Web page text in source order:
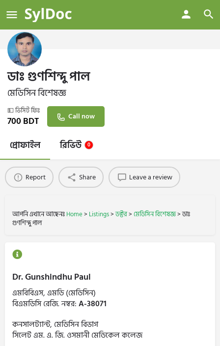
ডাঃ গুণশিন্দু পাল
মেডিসিন বিশেষজ্ঞ
💵 ভিসিট ফিঃ
700BDT Call now
প্রোফাইল রিভিউ 0
Report Share Leave a review
আপনি এখানে আছেনঃHome> Listings>ডক্টর>মেডিসিন বিশেষজ্ঞ>ডাঃ
গুণশিন্দু পাল
Dr. Gunshindhu Paul
এমবিবিএস, এমডি (মেডিসিন)
বিএমডিসি রেজি. নম্বর:A-38071
কনসালট্যান্ট, মেডিসিন বিভাগ
সিলেট এম. এ. জি. ওসমানী মেডিকেল কলেজ